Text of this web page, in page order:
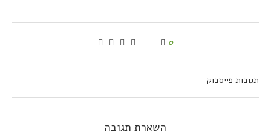
0
תגובות פייסבוק
השארת תגובה